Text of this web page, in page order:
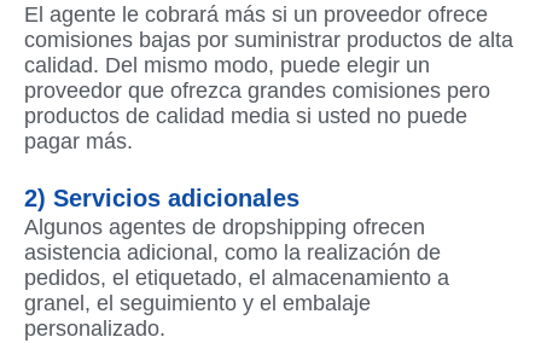
El agente le cobrará más si un proveedor ofrece
comisiones bajas por suministrar productos de alta
calidad. Del mismo modo, puede elegir un
proveedor que ofrezca grandes comisiones pero
productos de calidad media si usted no puede
pagar más.
2) Servicios adicionales
Algunos agentes de dropshipping ofrecen
asistencia adicional, como la realización de
pedidos, el etiquetado, el almacenamiento a
granel, el seguimiento y el embalaje
personalizado.